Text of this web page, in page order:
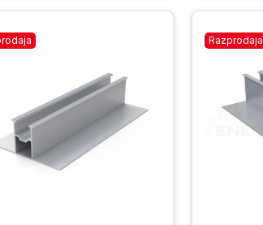
Razprodaja